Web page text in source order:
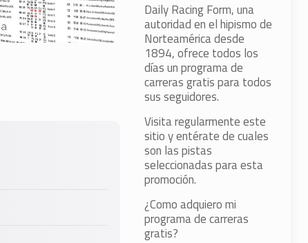
Daily Racing Form, una
autoridad en el hipismo de
Norteamérica desde
1894, ofrece todos los
días un programa de
carreras gratis para todos
sus seguidores.
Visita regularmente este
sitio y entérate de cuales
son las pistas
seleccionadas para esta
promoción.
¿Como adquiero mi
programa de carreras
gratis?